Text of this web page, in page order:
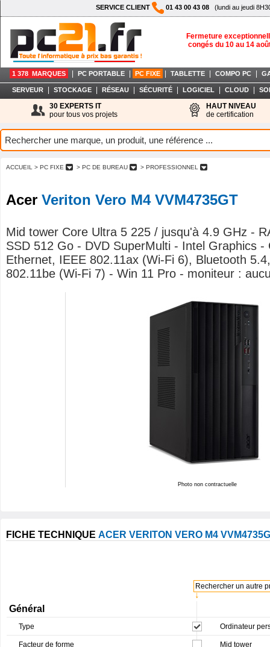
SERVICE CLIENT 01 43 00 43 08 (lundi au jeudi
Fermeture
congés du 10 au 14
1 378 MARQUES PC PORTABLE PC FIXE TABLETTE COMPO PC
SERVEUR STOCKAGE RÉSEAU SÉCURITÉ LOGICIEL CLOUD
30 EXPERTS IT
pour tous vos projets
HAUT NIVEAU
de certification
ACCUEIL > PC FIXE > PC DE BUREAU > PROFESSIONNEL
Acer Veriton Vero M4 VVM4735GT
Mid tower Core Ultra 5 225 / jusqu'à 4.9 GHz -
SSD 512 Go - DVD SuperMulti - Intel Graphics -
Ethernet, IEEE 802.11ax (Wi-Fi 6), Bluetooth
802.11be (Wi-Fi 7) - Win 11 Pro - moniteur :
Photo non contractuelle
FICHE TECHNIQUE ACER VERITON VERO M4
↓
Rechercher un autre
Général
Type Ordinateur
Facteur de forme Mid tower